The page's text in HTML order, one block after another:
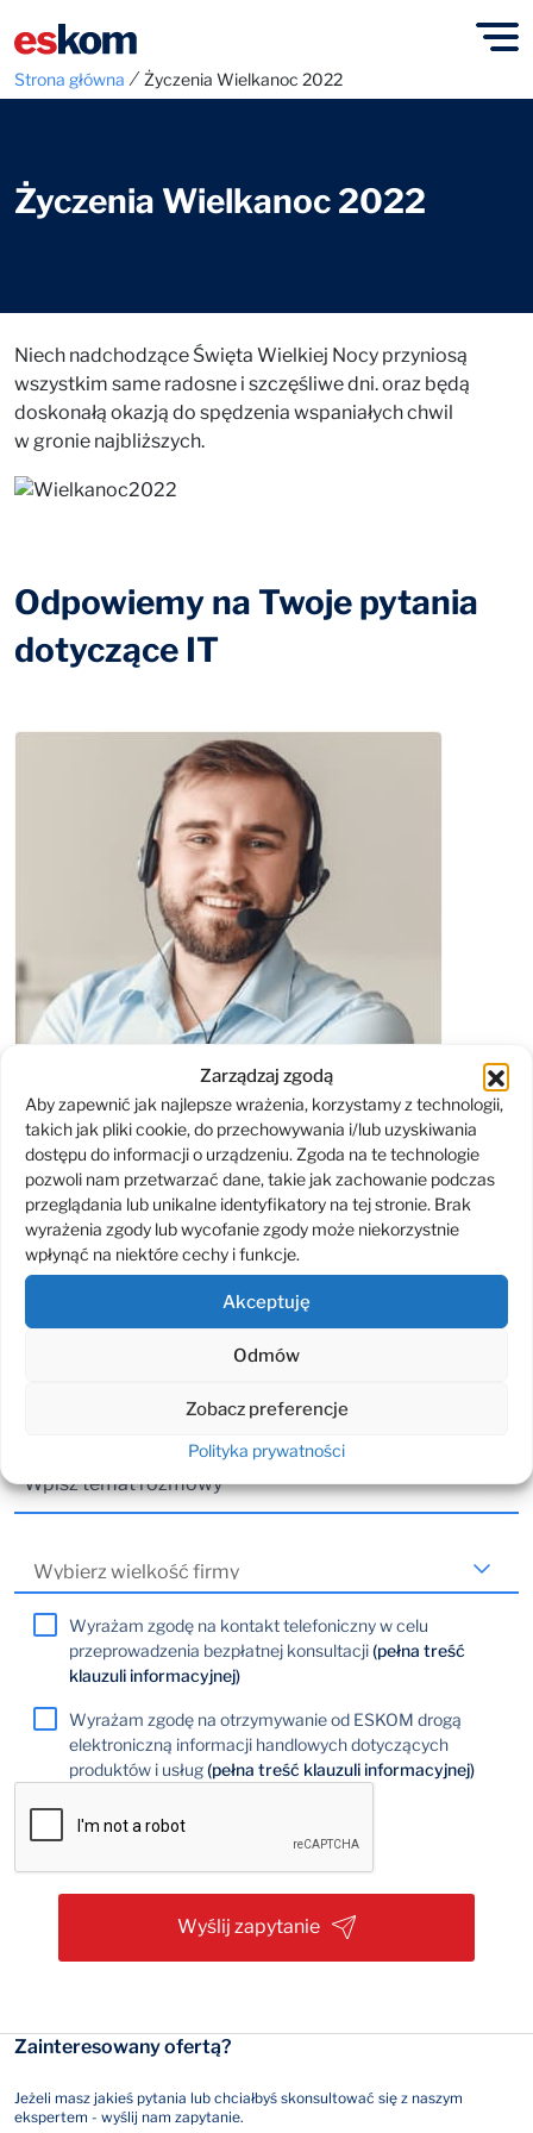
Zarządzaj zgodą
Aby zapewnić jak najlepsze wrażenia, korzystamy z technologii,
takich jak pliki cookie, do przechowywania i/lub uzyskiwania
dostępu do informacji o urządzeniu. Zgoda na te technologie
pozwoli nam przetwarzać dane, takie jak zachowanie podczas
przeglądania lub unikalne identyfikatory na tej stronie. Brak
wyrażenia zgody lub wycofanie zgody może niekorzystnie
wpłynąć na niektóre cechy i funkcje.
Akceptuję
Odmów
Zobacz preferencje
Polityka prywatności
Strona główna ⁄ Życzenia Wielkanoc 2022
Życzenia Wielkanoc 2022
Niech nadchodzące Święta Wielkiej Nocy przyniosą
wszystkim same radosne i szczęśliwe dni. oraz będą
doskonałą okazją do spędzenia wspaniałych chwil
w gronie najbliższych.
Odpowiemy na Twoje pytania
dotyczące IT
W trakcie bezpłatnej konsultacji możesz omówić dowolny temat związany
z obszarem naszych usług lub produktów! Zawsze umawiamy dogodny dla
obu stron termin i dbamy o najwyższy poziom udzielanych odpowiedzi.
Oddzwonimy do Ciebie maksymalnie do końca następnego dnia roboczego.
Wyrażam zgodę na kontakt telefoniczny w celu
przeprowadzenia bezpłatnej konsultacji(pełna treść
klauzuli informacyjnej)
Wyrażam zgodę na otrzymywanie od ESKOM drogą
elektroniczną informacji handlowych dotyczących
produktów i usług(pełna treść klauzuli informacyjnej)
Wyślij zapytanie
Zainteresowany ofertą?
Jeżeli masz jakieś pytania lub chciałbyś skonsultować się z naszym
ekspertem - wyślij nam zapytanie.